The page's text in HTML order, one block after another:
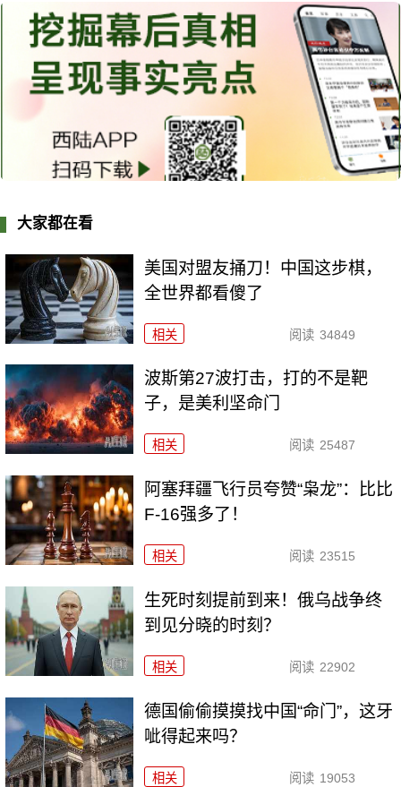
大家都在看
美国对盟友捅刀！中国这步棋，
全世界都看傻了
相关 阅读 34849
波斯第27波打击，打的不是靶
子，是美利坚命门
相关 阅读 25487
阿塞拜疆飞行员夸赞“枭龙”：比比
F-16强多了！
相关 阅读 23515
生死时刻提前到来！俄乌战争终
到见分晓的时刻？
相关 阅读 22902
德国偷偷摸摸找中国“命门”，这牙
呲得起来吗？
相关 阅读 19053